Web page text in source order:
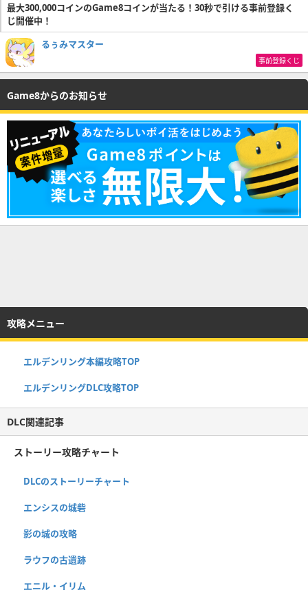
最大300,000コインのGame8コインが当たる！30秒で引ける事前登録く
じ開催中！
るぅみマスター
事前登録くじ
Game8からのお知らせ
攻略メニュー
エルデンリング本編攻略TOP
エルデンリングDLC攻略TOP
DLC関連記事
ストーリー攻略チャート
DLCのストーリーチャート
エンシスの城砦
影の城の攻略
ラウフの古遺跡
エニル・イリム